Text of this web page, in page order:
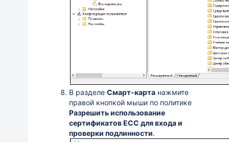
В разделе Смарт-карта нажмите
правой кнопкой мыши по политике
Разрешить использование
сертификатов ECC для входа и
проверки подлинности.